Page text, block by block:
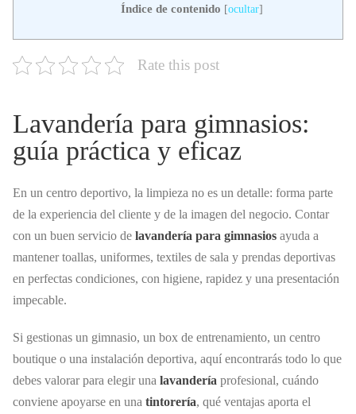
Índice de contenido [ocultar]
Rate this post
Lavandería para gimnasios:
guía práctica y eficaz
En un centro deportivo, la limpieza no es un detalle: forma parte
de la experiencia del cliente y de la imagen del negocio. Contar
con un buen servicio de lavandería para gimnasios ayuda a
mantener toallas, uniformes, textiles de sala y prendas deportivas
en perfectas condiciones, con higiene, rapidez y una presentación
impecable.
Si gestionas un gimnasio, un box de entrenamiento, un centro
boutique o una instalación deportiva, aquí encontrarás todo lo que
debes valorar para elegir una lavandería profesional, cuándo
conviene apoyarse en una tintorería, qué ventajas aporta el